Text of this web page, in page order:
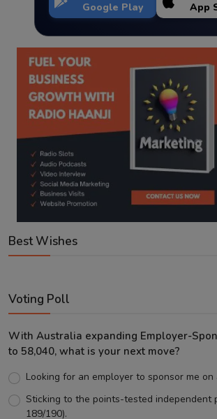
Google Play App
Best Wishes
Voting Poll
With Australia expanding Employer-
to 58,040, what is your next move?
Looking for an employer to sponsor me on
Sticking to the points-tested independent
189/190).